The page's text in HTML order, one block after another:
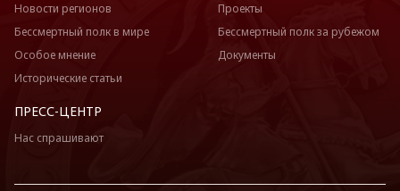
Новости регионов
Бессмертный полк в мире
Особое мнение
Исторические статьи
Проекты
Бессмертный полк за рубежом
Документы
ПРЕСС-ЦЕНТР
Нас спрашивают